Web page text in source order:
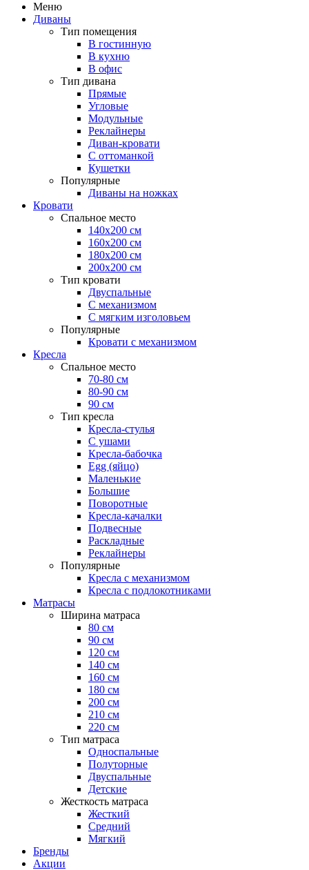
Меню
Диваны
Тип помещения
В гостинную
В кухню
В офис
Тип дивана
Прямые
Угловые
Модульные
Реклайнеры
Диван-кровати
С оттоманкой
Кушетки
Популярные
Диваны на ножках
Кровати
Спальное место
140х200 см
160х200 см
180х200 см
200х200 см
Тип кровати
Двуспальные
С механизмом
С мягким изголовьем
Популярные
Кровати с механизмом
Кресла
Спальное место
70-80 см
80-90 см
90 см
Тип кресла
Кресла-стулья
С ушами
Кресла-бабочка
Egg (яйцо)
Маленькие
Большие
Поворотные
Кресла-качалки
Подвесные
Раскладные
Реклайнеры
Популярные
Кресла с механизмом
Кресла с подлокотниками
Матрасы
Ширина матраса
80 см
90 см
120 см
140 см
160 см
180 см
200 см
210 см
220 см
Тип матраса
Односпальные
Полуторные
Двуспальные
Детские
Жесткость матраса
Жесткий
Средний
Мягкий
Бренды
Акции